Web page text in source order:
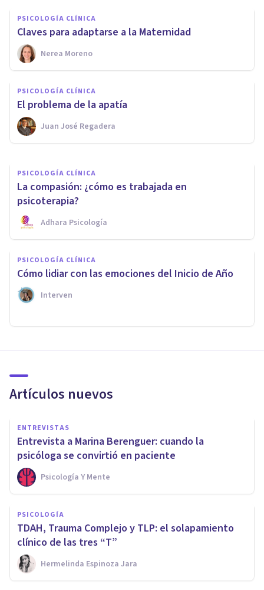
PSICOLOGÍA CLÍNICA
Claves para adaptarse a la Maternidad
Nerea Moreno
PSICOLOGÍA CLÍNICA
El problema de la apatía
Juan José Regadera
PSICOLOGÍA CLÍNICA
Estrategias de autocuidado
para las personas altamente
sensibles
Esther Tomás Ruiz
PSICOLOGÍA CLÍNICA
La compasión: ¿cómo es trabajada en
psicoterapia?
Adhara Psicología
PSICOLOGÍA CLÍNICA
Cómo lidiar con las emociones del Inicio de Año
Interven
Artículos nuevos
ENTREVISTAS
Entrevista a Marina Berenguer: cuando la
psicóloga se convirtió en paciente
Psicología Y Mente
PSICOLOGÍA
TDAH, Trauma Complejo y TLP: el solapamiento
clínico de las tres “T”
Hermelinda Espinoza Jara